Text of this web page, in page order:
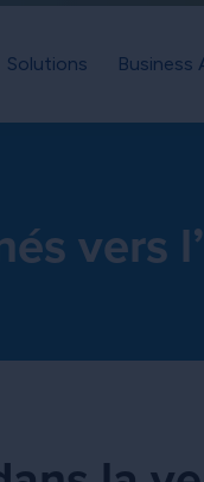
Solutions Business
vers